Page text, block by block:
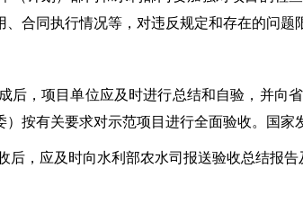
、合同执行情况等，对违反规定和存在的问题
后，项目单位应及时进行总结和自验，并向
）按有关要求对示范项目进行全面验收。国家
后，应及时向水利部农水司报送验收总结报告